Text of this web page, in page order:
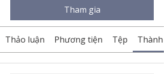
Tham gia
Thảo luận Phương tiện Tệp Thành